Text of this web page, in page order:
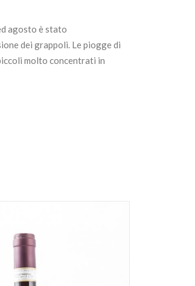
agosto è stato
dei grappoli. Le piogge di
molto concentrati in